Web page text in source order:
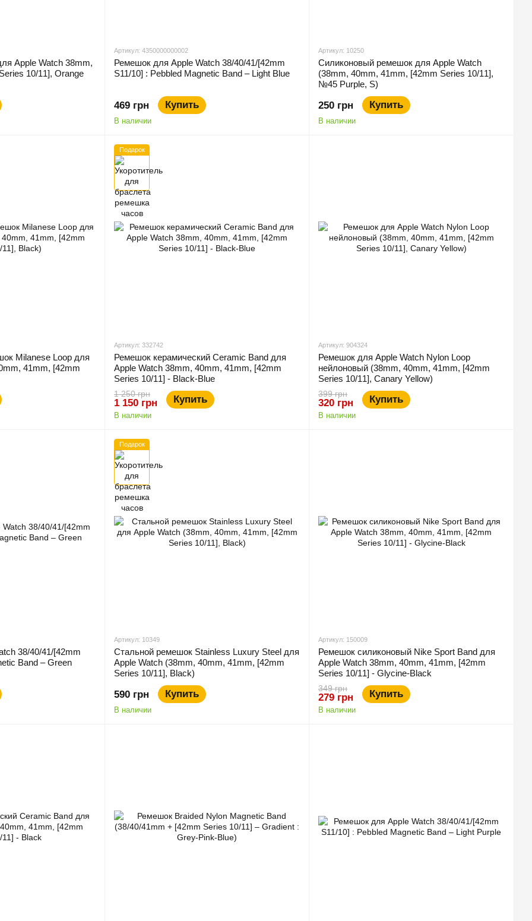
Apple Watch 38mm,
10/11], Orange
Артикул: 4350000000002
Ремешок для Apple Watch 38/40/41/[42mm
S11/10] : Pebbled Magnetic Band – Light Blue
469 грн Купить
В наличии
Артикул: 10250
Силиконовый ремешок для Apple Watch
(38mm, 40mm, 41mm, [42mm Series 10/11],
№45 Purple, S)
250 грн Купить
В наличии
Milanese Loop для
41mm, [42mm
Подарок
Артикул: 332742
Ремешок керамический Ceramic Band для
Apple Watch 38mm, 40mm, 41mm, [42mm
Series 10/11] - Black-Blue
1 250 грн
1 150 грн Купить
В наличии
Артикул: 904324
Ремешок для Apple Watch Nylon Loop
нейлоновый (38mm, 40mm, 41mm, [42mm
Series 10/11], Canary Yellow)
399 грн
320 грн Купить
В наличии
38/40/41/[42mm
Band – Green
Подарок
Артикул: 10349
Стальной ремешок Stainless Luxury Steel для
Apple Watch (38mm, 40mm, 41mm, [42mm
Series 10/11], Black)
590 грн Купить
В наличии
Артикул: 150009
Ремешок силиконовый Nike Sport Band для
Apple Watch 38mm, 40mm, 41mm, [42mm
Series 10/11] - Glycine-Black
349 грн
279 грн Купить
В наличии